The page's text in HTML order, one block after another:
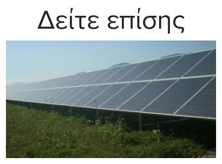
Δείτε επίσης